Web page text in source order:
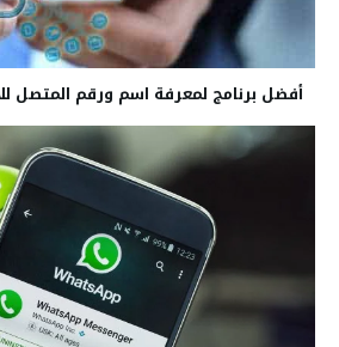
أفضل برنامج لمعرفة اسم ورقم المتصل